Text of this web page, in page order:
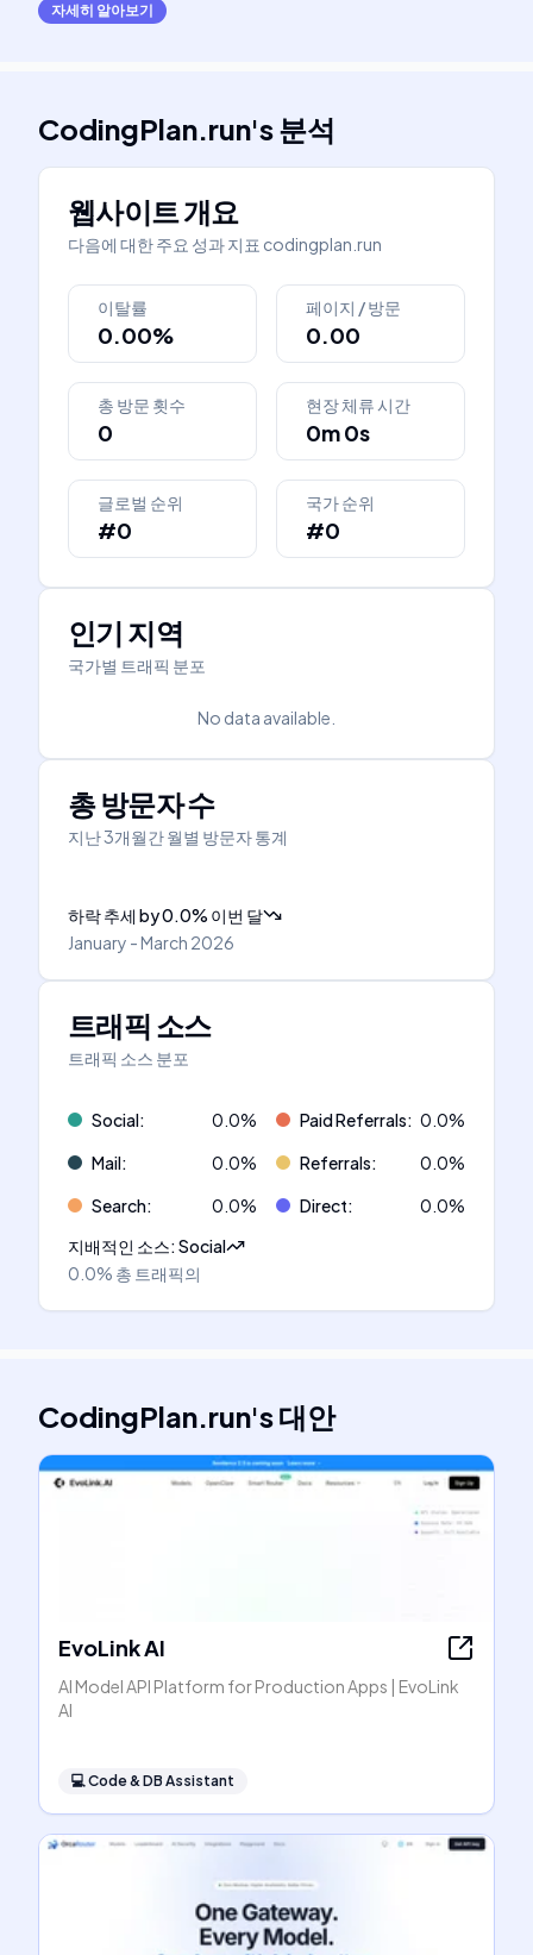
자세히 알아보기
CodingPlan.run's분석
웹사이트 개요
다음에 대한 주요 성과 지표 codingplan.run
이탈률
0.00%
페이지 / 방문
0.00
총 방문 횟수
0
현장 체류 시간
0m 0s
글로벌 순위
#0
국가 순위
#0
인기 지역
국가별 트래픽 분포
No data available.
총 방문자 수
지난 3개월간 월별 방문자 통계
하락 추세 by0.0% 이번 달
January - March 2026
트래픽 소스
트래픽 소스 분포
Social: 0.0% Paid Referrals: 0.0%
Mail: 0.0% Referrals: 0.0%
Search: 0.0% Direct: 0.0%
지배적인 소스:Social
0.0% 총 트래픽의
CodingPlan.run's대안
EvoLink AI
AI Model API Platform for Production Apps | EvoLink
AI
💻Code & DB Assistant